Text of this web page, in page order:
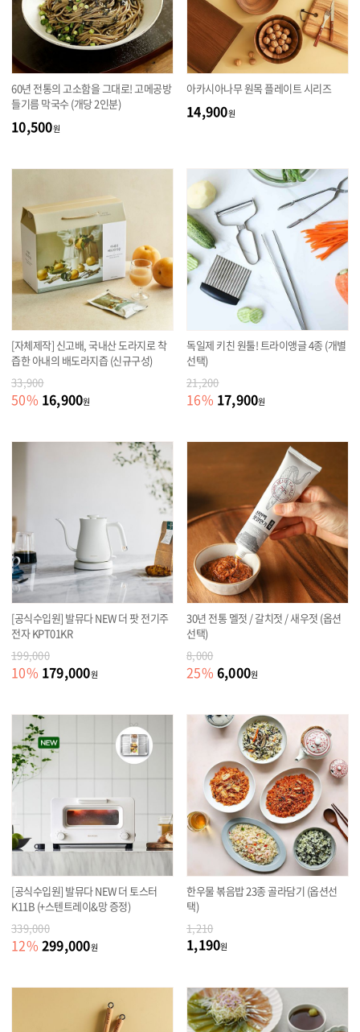
60년 전통의 고소함을 그대로! 고메공방
들기름 막국수 (개당 2인분)
10,500원
아카시아나무 원목 플레이트 시리즈
14,900원
[자체제작] 신고배, 국내산 도라지로 착
즙한 아내의 배도라지즙 (신규구성)
33,900
50% 16,900원
독일제 키친 원툴! 트라이앵글 4종 (개별
선택)
21,200
16% 17,900원
[공식수입원] 발뮤다 NEW 더 팟 전기주
전자 KPT01KR
199,000
10% 179,000원
30년 전통 멜젓 / 갈치젓 / 새우젓 (옵션
선택)
8,000
25% 6,000원
[공식수입원] 발뮤다 NEW 더 토스터
K11B (+스텐트레이&망 증정)
339,000
12% 299,000원
한우물 볶음밥 23종 골라담기 (옵션선
택)
1,210
1,190원